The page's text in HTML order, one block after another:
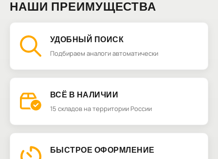
НАШИ ПРЕИМУЩЕСТВА
УДОБНЫЙ ПОИСК
Подбираем аналоги автоматически
ВСЁ В НАЛИЧИИ
15 складов на территории России
БЫСТРОЕ ОФОРМЛЕНИЕ